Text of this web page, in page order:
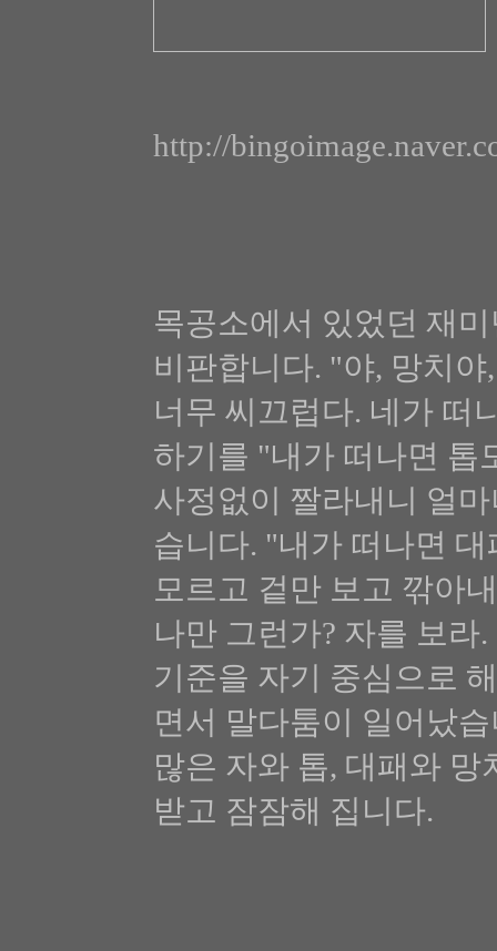
http://
목공소에서 있었던 재
비판합니다. "야, 망치
너무 씨끄럽다. 네가 떠
하기를 "내가 떠나면 톱
사정없이 짤라내니 얼
습니다. "내가 떠나면
모르고 겉만 보고 깎아
나만 그런가? 자를 보
기준을 자기 중심으로
면서 말다툼이 일어났
많은 자와 톱, 대패와
받고 잠잠해 집니다.